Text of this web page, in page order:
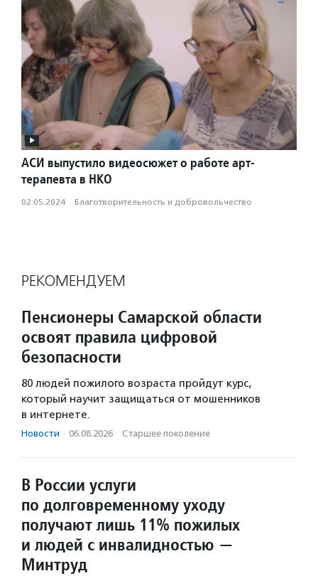
АСИ выпустило видеосюжет о работе арт-
терапевта в НКО
02.05.2024 · Благотвори­тель­ность и доброволь­чест­во
РЕКОМЕНДУЕМ
Пенсионеры Самарской области
освоят правила цифровой
безопасности
80 людей пожилого возраста пройдут курс,
который научит защищаться от мошенников
в интернете.
Новости · 06.08.2026 · Старшее поколение
В России услуги
по долговременному уходу
получают лишь 11% пожилых
и людей с инвалидностью —
Минтруд